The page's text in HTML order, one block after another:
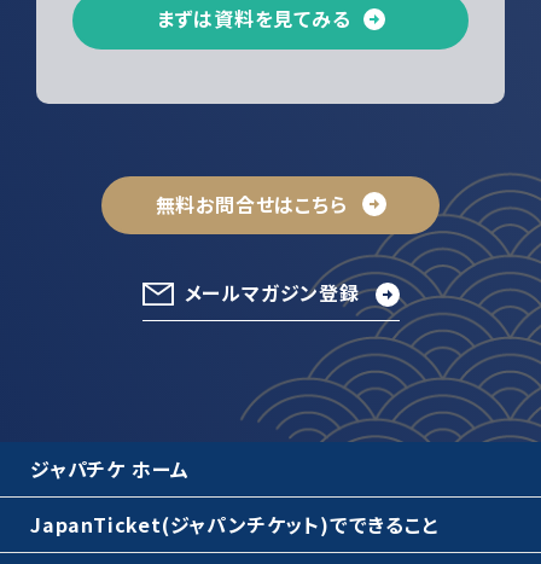
まずは資料を見てみる
無料お問合せはこちら
メールマガジン登録
ジャパチケ ホーム
JapanTicket(ジャパンチケット)でできること